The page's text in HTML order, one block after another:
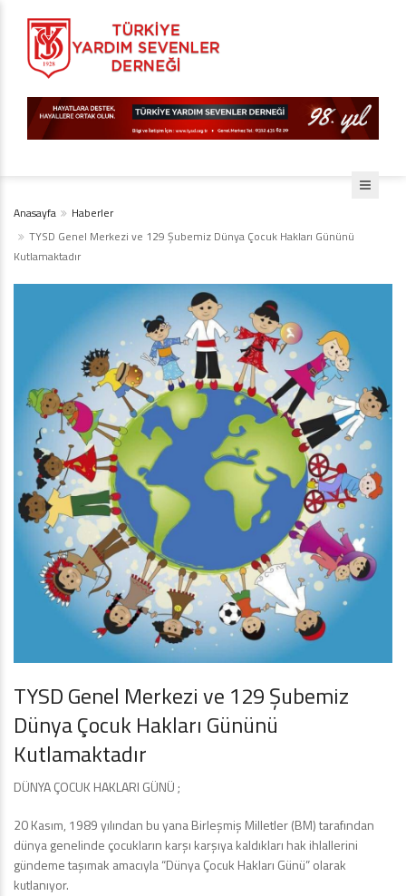
Anasayfa
Haberler
TYSD Genel Merkezi ve 129 Şubemiz Dünya Çocuk Hakları Gününü
Kutlamaktadır
TYSD Genel Merkezi ve 129 Şubemiz
Dünya Çocuk Hakları Gününü
Kutlamaktadır
DÜNYA ÇOCUK HAKLARI GÜNÜ ;
20 Kasım, 1989 yılından bu yana Birleşmiş Milletler (BM) tarafından
dünya genelinde çocukların karşı karşıya kaldıkları hak ihlallerini
gündeme taşımak amacıyla “Dünya Çocuk Hakları Günü” olarak
kutlanıyor.